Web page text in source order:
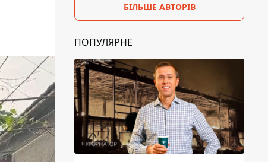
БІЛЬШЕ АВТОРІВ
ПОПУЛЯРНЕ